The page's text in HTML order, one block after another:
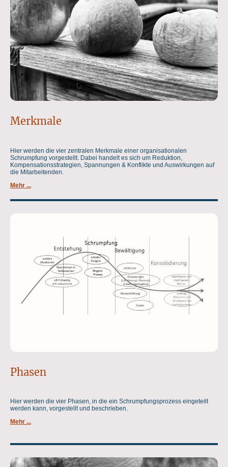
Merkmale
Hier werden die vier zentralen Merkmale einer organisationalen
Schrumpfung vorgestellt. Dabei handelt es sich um Reduktion,
Kompensationsstrategien, Spannungen & Konflikte und Auswirkungen auf
die Mitarbeitenden.
Mehr ...
Phasen
Hier werden die vier Phasen, in die ein Schrumpfungsprozess eingeteilt
werden kann, vorgestellt und beschrieben.
Mehr ...